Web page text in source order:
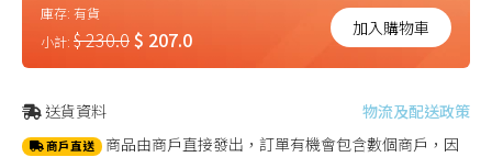
庫存: 有貨
小計: $ 230.0$ 207.0 加入購物車
送貨資料 物流及配送政策
商戶直送 商品由商戶直接發出，訂單有機會包含數個商戶，因